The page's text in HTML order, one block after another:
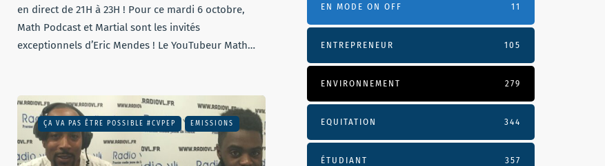
en direct de 21H à 23H ! Pour ce mardi 6 octobre,
Math Podcast et Martial sont les invités
exceptionnels d’Eric Mendes ! Le YouTubeur Math…
ÇA VA PAS ÊTRE POSSIBLE #CVPEP EMISSIONS
EN MODE ON OFF 11
ENTREPRENEUR 105
ENVIRONNEMENT 279
EQUITATION 344
ÉTUDIANT 357